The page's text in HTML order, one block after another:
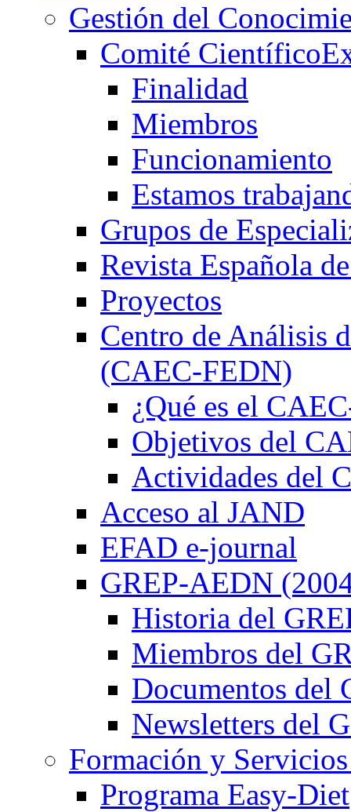
Gestión del
Comité Científico
Finalidad
Miembros
Funcionamiento
Estamos
Grupos de
Revista Española
Proyectos
Centro de Análisis
(CAEC-FEDN)
¿Qué es el
Objetivos del
Actividades del
Acceso al JAND
EFAD e-journal
GREP-AEDN
Historia del
Miembros del
Documentos del
Newsletters del
Formación y
Programa Easy-Diet